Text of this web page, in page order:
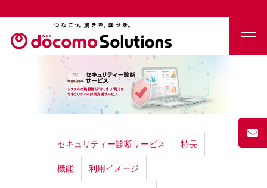
セキュリティー診断サービス 特長
機能 利用イメージ